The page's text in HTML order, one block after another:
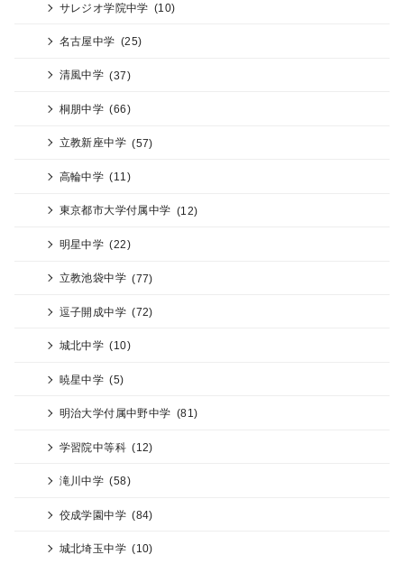
サレジオ学院中学 (10)
名古屋中学 (25)
清風中学 (37)
桐朋中学 (66)
立教新座中学 (57)
高輪中学 (11)
東京都市大学付属中学 (12)
明星中学 (22)
立教池袋中学 (77)
逗子開成中学 (72)
城北中学 (10)
暁星中学 (5)
明治大学付属中野中学 (81)
学習院中等科 (12)
滝川中学 (58)
佼成学園中学 (84)
城北埼玉中学 (10)